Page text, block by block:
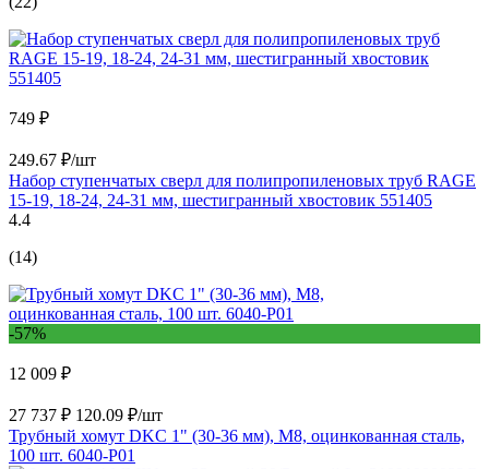
749 ₽
249.67 ₽/шт
Набор ступенчатых сверл для полипропиленовых труб RAGE
15-19, 18-24, 24-31 мм, шестигранный хвостовик 551405
4.4
(14)
-57%
12 009 ₽
27 737 ₽ 120.09 ₽/шт
Трубный хомут DKC 1" (30-36 мм), М8, оцинкованная сталь,
100 шт. 6040-P01